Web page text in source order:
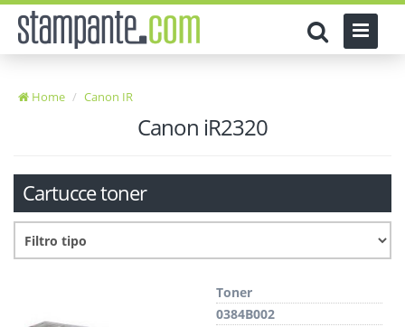
Home Canon IR
Canon iR2320
Cartucce toner
Toner
0384B002